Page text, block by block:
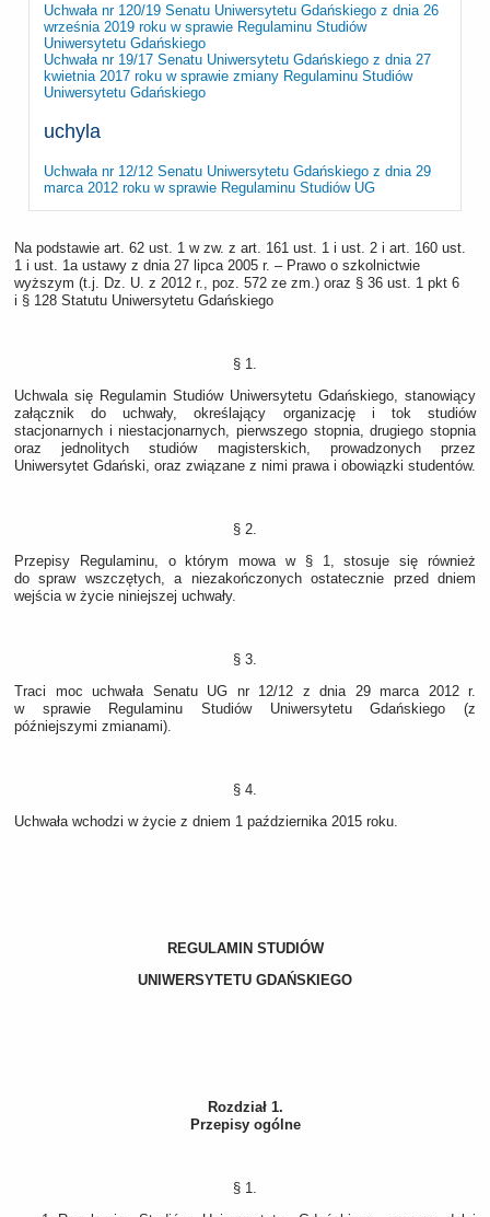
Uchwała nr 120/19 Senatu Uniwersytetu Gdańskiego z dnia 26
września 2019 roku w sprawie Regulaminu Studiów
Uniwersytetu Gdańskiego
Uchwała nr 19/17 Senatu Uniwersytetu Gdańskiego z dnia 27
kwietnia 2017 roku w sprawie zmiany Regulaminu Studiów
Uniwersytetu Gdańskiego
uchyla
Uchwała nr 12/12 Senatu Uniwersytetu Gdańskiego z dnia 29
marca 2012 roku w sprawie Regulaminu Studiów UG
Na podstawie art. 62 ust. 1 w zw. z art. 161 ust. 1 i ust. 2 i art. 160 ust.
1 i ust. 1a ustawy z dnia 27 lipca 2005 r. – Prawo o szkolnictwie
wyższym (t.j. Dz. U. z 2012 r., poz. 572 ze zm.) oraz § 36 ust. 1 pkt 6
i § 128 Statutu Uniwersytetu Gdańskiego
§ 1.
Uchwala się Regulamin Studiów Uniwersytetu Gdańskiego, stanowiący
załącznik do uchwały, określający organizację i tok studiów
stacjonarnych i niestacjonarnych, pierwszego stopnia, drugiego stopnia
oraz jednolitych studiów magisterskich, prowadzonych przez
Uniwersytet Gdański, oraz związane z nimi prawa i obowiązki studentów.
§ 2.
Przepisy Regulaminu, o którym mowa w § 1, stosuje się również
do spraw wszczętych, a niezakończonych ostatecznie przed dniem
wejścia w życie niniejszej uchwały.
§ 3.
Traci moc uchwała Senatu UG nr 12/12 z dnia 29 marca 2012 r.
w sprawie Regulaminu Studiów Uniwersytetu Gdańskiego (z
późniejszymi zmianami).
§ 4.
Uchwała wchodzi w życie z dniem 1 października 2015 roku.
REGULAMIN STUDIÓW
UNIWERSYTETU GDAŃSKIEGO
Rozdział 1.
Przepisy ogólne
§ 1.